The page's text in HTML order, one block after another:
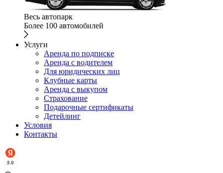
Весь автопарк
Более 100 автомобилей
Услуги
Аренда по подписке
Аренда с водителем
Для юридических лиц
Клубные карты
Аренда с выкупом
Страхование
Подарочные сертификаты
Детейлинг
Условия
Контакты